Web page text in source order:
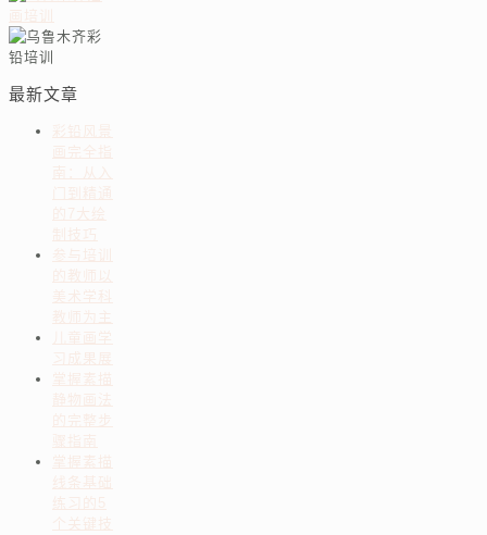
最新文章
彩铅风景
画完全指
南：从入
门到精通
的7大绘
制技巧
参与培训
的教师以
美术学科
教师为主
儿童画学
习成果展
掌握素描
静物画法
的完整步
骤指南
掌握素描
线条基础
练习的5
个关键技